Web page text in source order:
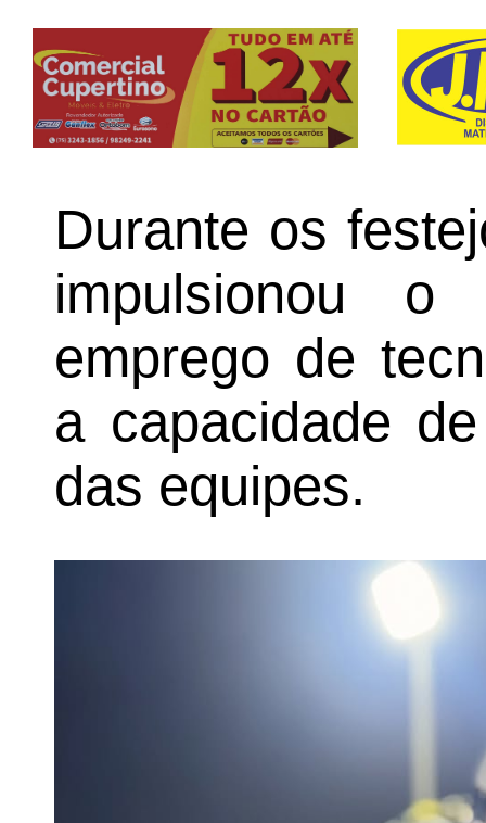
Durante os
impulsionou
emprego de
a capacidade
das equipes.